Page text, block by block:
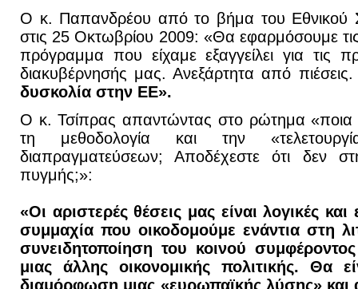
Ο κ. Παπανδρέου από το βήμα του Εθνικού
στις 25 Οκτωβρίου 2009: «Θα εφαρμόσουμε
πρόγραμμα που είχαμε εξαγγείλει για τις
διακυβέρνησής μας. Ανεξάρτητα από
δυσκολία στην ΕΕ».
Ο κ. Τσίπρας απαντώντας στο ρώτημα «ποια
τη μεθοδολογία και την
διαπραγματεύσεων; Αποδέχεστε ότι δεν
πυγμής;»:
«Οι αριστερές θέσεις μας είναι λογικές
συμμαχία που οικοδομούμε ενάντια στη
συνειδητοποίηση του κοινού
μιας άλλης οικονομικής πολιτικής. Θα
διαμόρφωση μιας «ευρωπαϊκής λύσης»